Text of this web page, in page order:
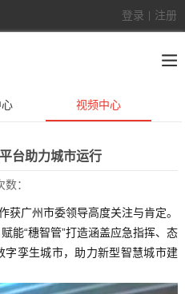
登录 注册
视频中心
台助力城市运行
：
获广州市委领导高度关注与肯定。
能“穗智管”打造涵盖应急指挥、态
孪生城市，助力新型智慧城市建